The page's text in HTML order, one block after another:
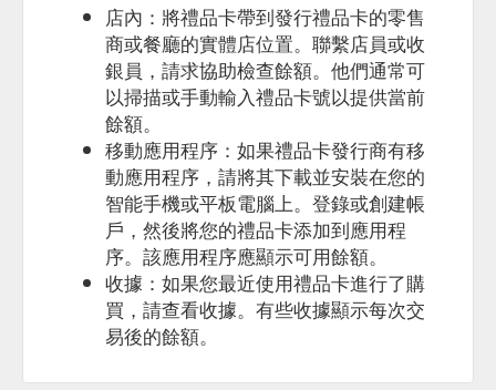
店內：將禮品卡帶到發行禮品卡的零售
商或餐廳的實體店位置。聯繫店員或收
銀員，請求協助檢查餘額。他們通常可
以掃描或手動輸入禮品卡號以提供當前
餘額。
移動應用程序：如果禮品卡發行商有移
動應用程序，請將其下載並安裝在您的
智能手機或平板電腦上。登錄或創建帳
戶，然後將您的禮品卡添加到應用程
序。該應用程序應顯示可用餘額。
收據：如果您最近使用禮品卡進行了購
買，請查看收據。有些收據顯示每次交
易後的餘額。